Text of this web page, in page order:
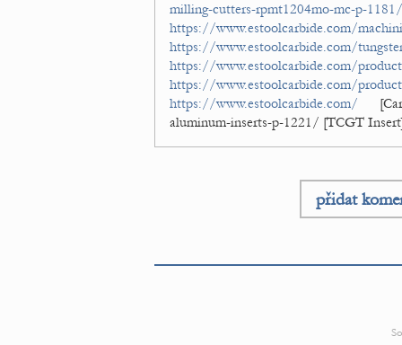
milling-cutters-rpmt1204mo-mc-p-1181/
https://www.estoolcarbide.com/
https://www.estoolcarbide.com/
https://www.estoolcarbide.com/
https://www.estoolcarbide.com/
https://www.estoolcarbide.com/
aluminum-inserts-p-1221/ [TCGT
přidat